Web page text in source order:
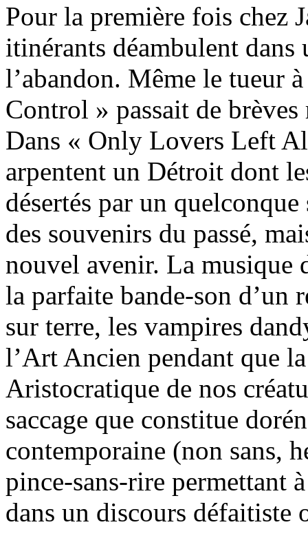
Pour la première fois chez
itinérants déambulent
l’abandon. Même le tueur
Control » passait de
Dans « Only Lovers Left
arpentent un Détroit dont
désertés par un
des souvenirs du passé,
nouvel avenir. La musique
la parfaite bande-son d’un
sur terre, les vampires
l’Art Ancien pendant que
Aristocratique de nos
saccage que constitue
contemporaine (non sans,
pince-sans-rire permettant
dans un discours défaitiste